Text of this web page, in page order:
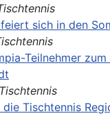
sich in den
Teilnehmer zum
Tischtennis
Tischtennis